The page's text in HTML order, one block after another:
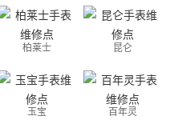
柏莱士 昆仑
玉宝 百年灵